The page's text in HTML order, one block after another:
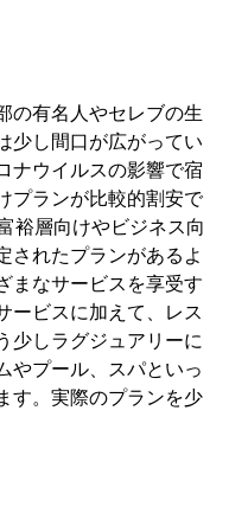
の有名人やセレブの生
少し間口が広がってい
ナウイルスの影響で宿
プランが比較的割安で
裕層向けやビジネス向
されたプランがあるよ
まなサービスを享受す
ービスに加えて、レス
少しラグジュアリーに
やプール、スパといっ
す。実際のプランを少